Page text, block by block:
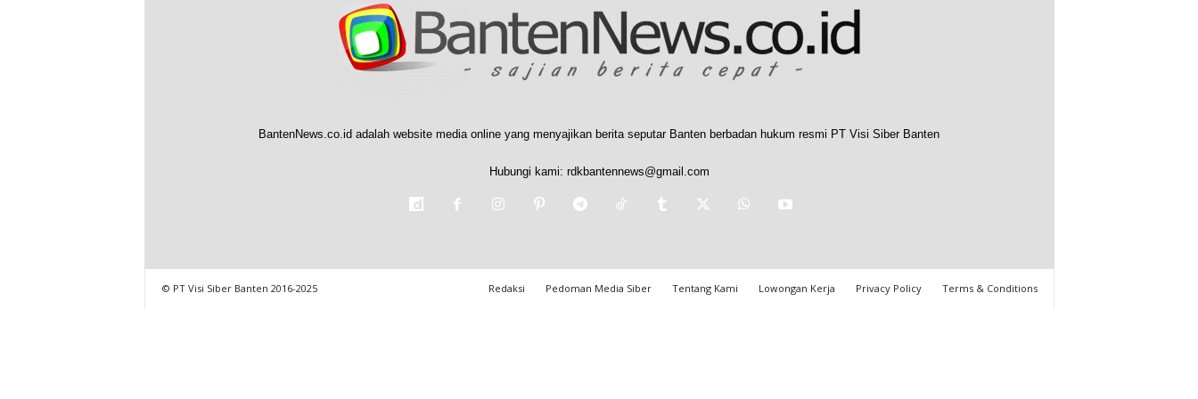
BantenNews.co.id adalah website media online yang menyajikan berita seputar Banten berbadan hukum resmi PT Visi Siber Banten
Hubungi kami: rdkbantennews@gmail.com
Redaksi Pedoman Media Siber Tentang Kami Lowongan Kerja Privacy Policy Terms & Conditions
© PT Visi Siber Banten 2016-2025